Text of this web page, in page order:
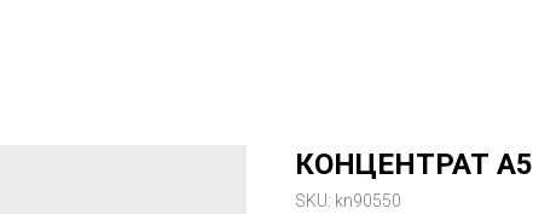
КОНЦЕНТРАТ A5
SKU: kn90550